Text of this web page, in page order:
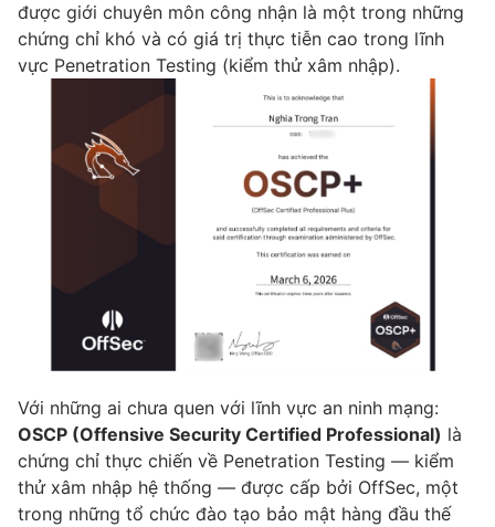
được giới chuyên môn công nhận là một trong những
chứng chỉ khó và có giá trị thực tiễn cao trong lĩnh
vực Penetration Testing (kiểm thử xâm nhập).
Với những ai chưa quen với lĩnh vực an ninh mạng:
OSCP (Offensive Security Certified Professional) là
chứng chỉ thực chiến về Penetration Testing — kiểm
thử xâm nhập hệ thống — được cấp bởi OffSec, một
trong những tổ chức đào tạo bảo mật hàng đầu thế